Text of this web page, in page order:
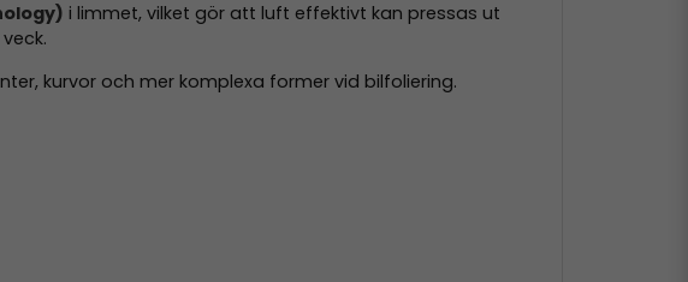
i limmet, vilket gör att luft effektivt kan pressas ut
kurvor och mer komplexa former vid bilfoliering.